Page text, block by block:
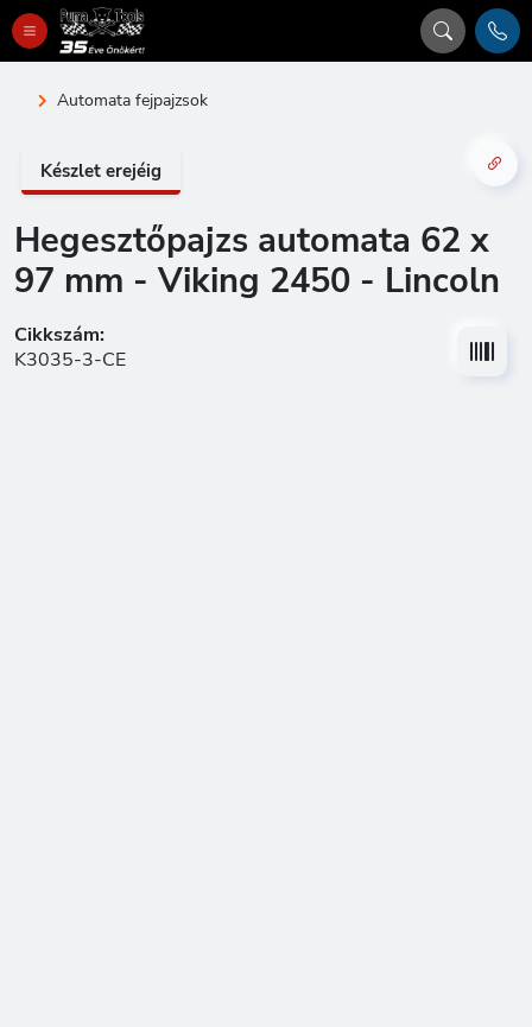
Automata fejpajzsok
Készlet erejéig
Hegesztőpajzs automata 62 x
97 mm - Viking 2450 - Lincoln
Cikkszám:
K3035-3-CE